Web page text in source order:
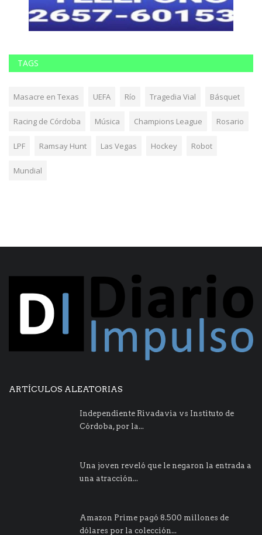
TAGS
Masacre en Texas UEFA Río Tragedia Vial Básquet
Racing de Córdoba Música Champions League Rosario
LPF Ramsay Hunt Las Vegas Hockey Robot
Mundial
ARTÍCULOS ALEATORIAS
Independiente Rivadavia vs Instituto de
Córdoba, por la...
Una joven reveló que le negaron la entrada a
una atracción...
Amazon Prime pagó 8.500 millones de
dólares por la colección...